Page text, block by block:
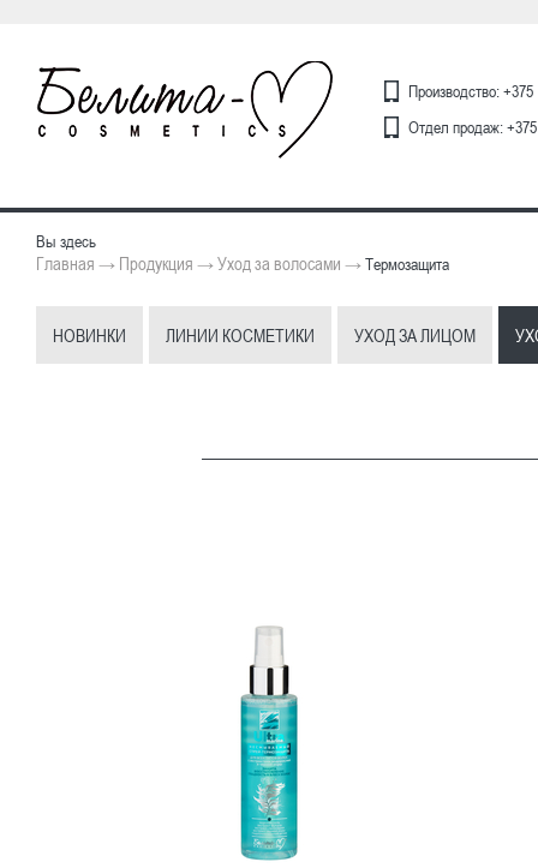
Производство:
Отдел продаж:
Вы здесь
Главная → Продукция →Уход за волосами →Термозащита
НОВИНКИ ЛИНИИ КОСМЕТИКИ УХОД ЗА ЛИЦОМ